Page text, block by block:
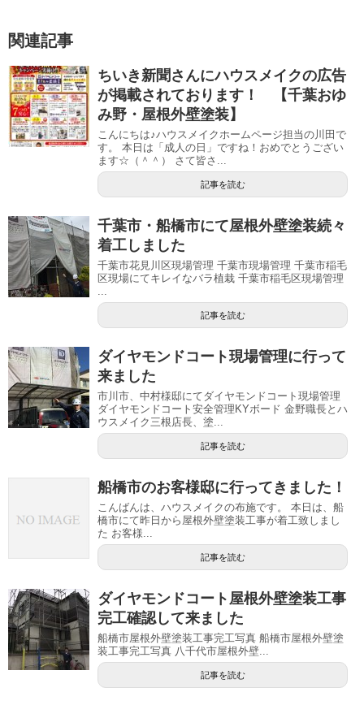
関連記事
ちいき新聞さんにハウスメイクの広告
が掲載されております！ 【千葉おゆ
み野・屋根外壁塗装】
こんにちは♪ハウスメイクホームページ担当の川田で
す。 本日は「成人の日」ですね！おめでとうござい
ます☆（＾＾） さて皆さ...
記事を読む
千葉市・船橋市にて屋根外壁塗装続々
着工しました
千葉市花見川区現場管理 千葉市現場管理 千葉市稲毛
区現場にてキレイなバラ植栽 千葉市稲毛区現場管理
...
記事を読む
ダイヤモンドコート現場管理に行って
来ました
市川市、中村様邸にてダイヤモンドコート現場管理
ダイヤモンドコート安全管理KYボード 金野職長とハ
ウスメイク三根店長、塗...
記事を読む
船橋市のお客様邸に行ってきました！
こんばんは、ハウスメイクの布施です。 本日は、船
橋市にて昨日から屋根外壁塗装工事が着工致しまし
た お客様...
記事を読む
ダイヤモンドコート屋根外壁塗装工事
完工確認して来ました
船橋市屋根外壁塗装工事完工写真 船橋市屋根外壁塗
装工事完工写真 八千代市屋根外壁...
記事を読む